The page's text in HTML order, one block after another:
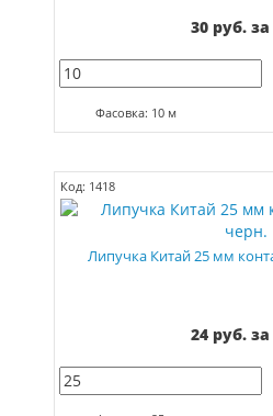
30 руб.
Фасовка: 10 м
Код: 1418
Липучка Китай 25 мм
24 руб.